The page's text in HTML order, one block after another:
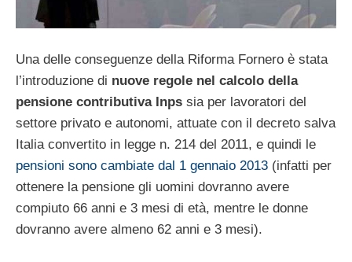
Una delle conseguenze della Riforma Fornero è stata
l’introduzione di nuove regole nel calcolo della
pensione contributiva Inps sia per lavoratori del
settore privato e autonomi, attuate con il decreto salva
Italia convertito in legge n. 214 del 2011, e quindi le
pensioni sono cambiate dal 1 gennaio 2013 (infatti per
ottenere la pensione gli uomini dovranno avere
compiuto 66 anni e 3 mesi di età, mentre le donne
dovranno avere almeno 62 anni e 3 mesi).